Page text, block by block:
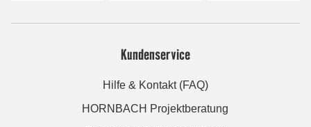
Kundenservice
Hilfe & Kontakt (FAQ)
HORNBACH Projektberatung